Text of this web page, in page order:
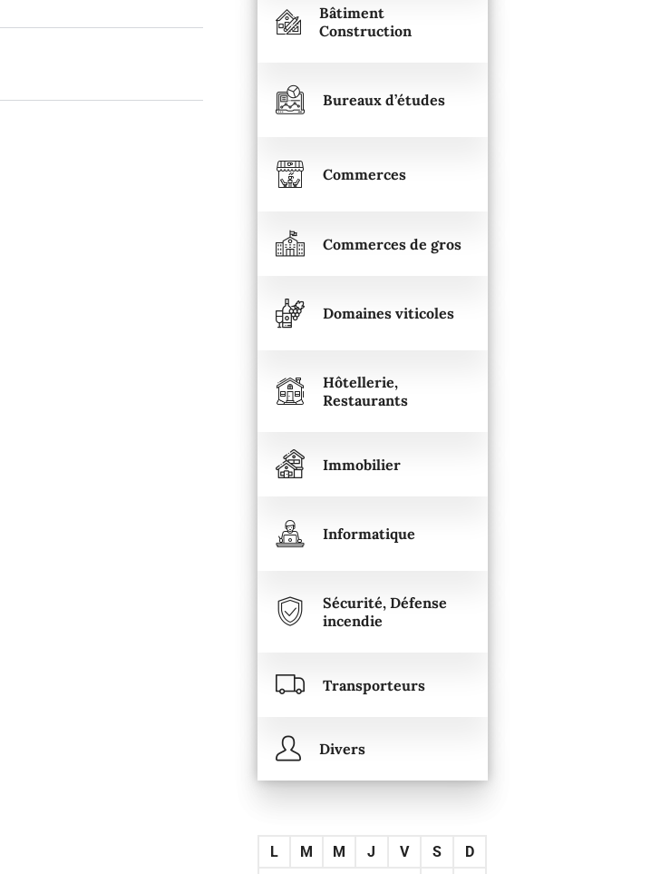
Bâtiment
Construction
Bureaux d’études
Commerces
Commerces de gros
Domaines viticoles
Hôtellerie,
Restaurants
Immobilier
Informatique
Sécurité, Défense
incendie
Transporteurs
Divers
L M M J V S
D